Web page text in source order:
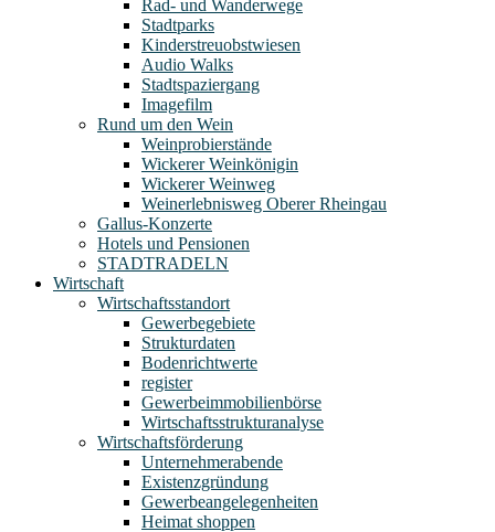
Rad- und Wanderwege
Stadtparks
Kinderstreuobstwiesen
Audio Walks
Stadtspaziergang
Imagefilm
Rund um den Wein
Weinprobierstände
Wickerer Weinkönigin
Wickerer Weinweg
Weinerlebnisweg Oberer Rheingau
Gallus-Konzerte
Hotels und Pensionen
STADTRADELN
Wirtschaft
Wirtschaftsstandort
Gewerbegebiete
Strukturdaten
Bodenrichtwerte
register
Gewerbeimmobilienbörse
Wirtschaftsstrukturanalyse
Wirtschaftsförderung
Unternehmerabende
Existenzgründung
Gewerbeangelegenheiten
Heimat shoppen